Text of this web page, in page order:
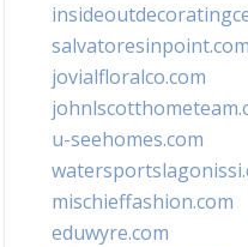
salvatoresinpoint.com
jovialfloralco.com
u-seehomes.com
mischieffashion.com
eduwyre.com